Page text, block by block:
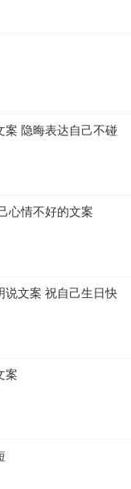
案 隐晦表达自己不碰
心情不好的文案
说文案 祝自己生日快
案